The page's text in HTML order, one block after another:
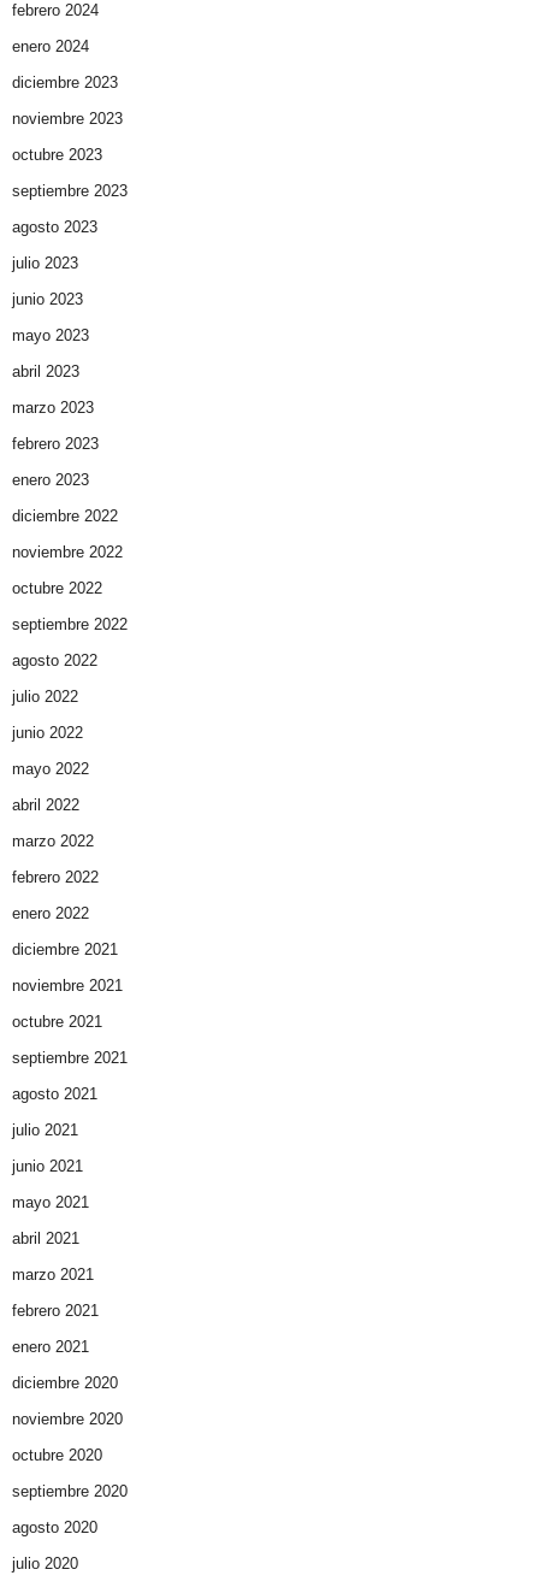
febrero 2024
enero 2024
diciembre 2023
noviembre 2023
octubre 2023
septiembre 2023
agosto 2023
julio 2023
junio 2023
mayo 2023
abril 2023
marzo 2023
febrero 2023
enero 2023
diciembre 2022
noviembre 2022
octubre 2022
septiembre 2022
agosto 2022
julio 2022
junio 2022
mayo 2022
abril 2022
marzo 2022
febrero 2022
enero 2022
diciembre 2021
noviembre 2021
octubre 2021
septiembre 2021
agosto 2021
julio 2021
junio 2021
mayo 2021
abril 2021
marzo 2021
febrero 2021
enero 2021
diciembre 2020
noviembre 2020
octubre 2020
septiembre 2020
agosto 2020
julio 2020